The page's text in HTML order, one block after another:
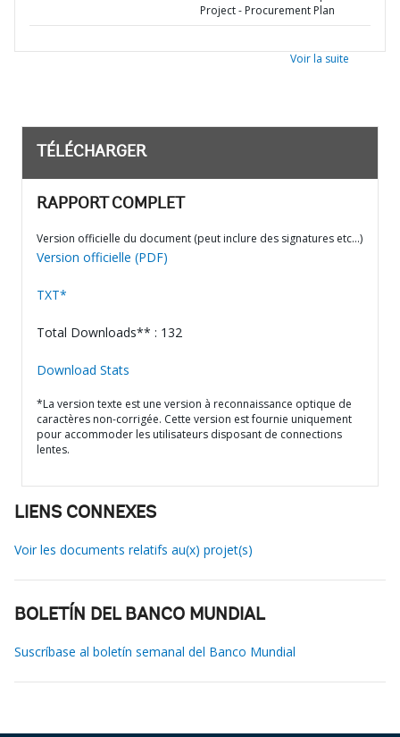
Project - Procurement Plan
Voir la suite
TÉLÉCHARGER
RAPPORT COMPLET
Version officielle du document (peut inclure des signatures etc…)
Version officielle (PDF)
TXT*
Total Downloads** : 132
Download Stats
*La version texte est une version à reconnaissance optique de
caractères non-corrigée. Cette version est fournie uniquement
pour accommoder les utilisateurs disposant de connections
lentes.
LIENS CONNEXES
Voir les documents relatifs au(x) projet(s)
BOLETÍN DEL BANCO MUNDIAL
Suscríbase al boletín semanal del Banco Mundial